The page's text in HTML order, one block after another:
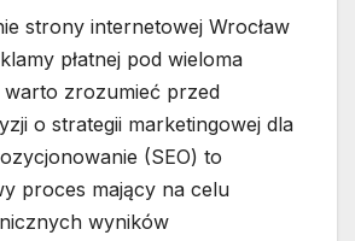
strony internetowej Wrocław
płatnej pod wieloma
warto zrozumieć przed
o strategii marketingowej dla
(SEO) to
proces mający na celu
wyników